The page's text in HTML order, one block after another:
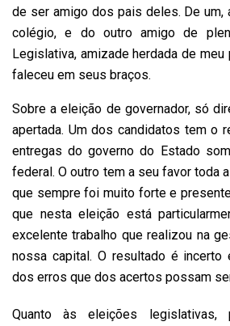
de ser amigo dos pais deles. De um,
colégio, e do outro amigo de
Legislativa, amizade herdada de meu
faleceu em seus braços.
Sobre a eleição de governador, só
apertada. Um dos candidatos tem o
entregas do governo do Estado
federal. O outro tem a seu favor toda
que sempre foi muito forte e
que nesta eleição está
excelente trabalho que realizou na
nossa capital. O resultado é incerto
dos erros que dos acertos possam
Quanto às eleições legislativas,